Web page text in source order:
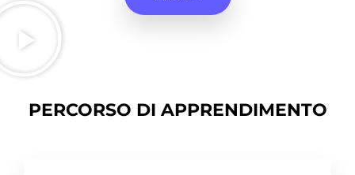
PERCORSO DI APPRENDIMENTO